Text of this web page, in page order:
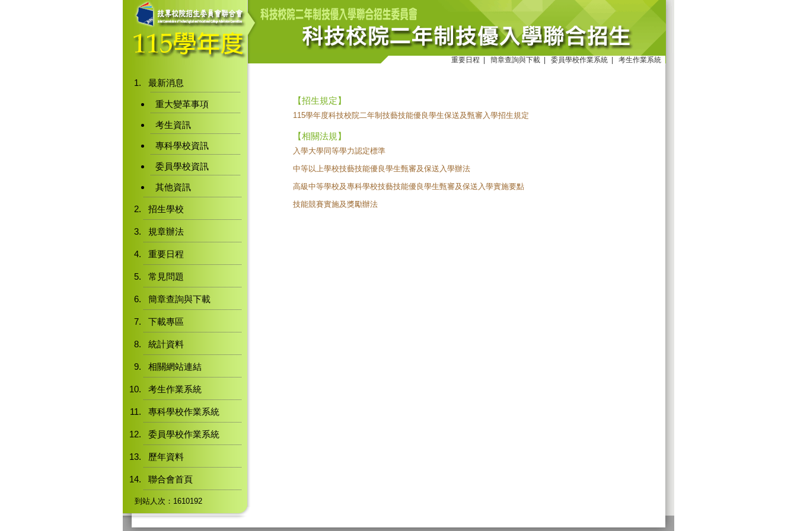
重要日程 簡章查詢與下載 委員學校作業系統 考生作業系統
最新消息
重大變革事項
考生資訊
專科學校資訊
委員學校資訊
其他資訊
招生學校
規章辦法
重要日程
常見問題
簡章查詢與下載
下載專區
統計資料
相關網站連結
考生作業系統
專科學校作業系統
委員學校作業系統
歷年資料
聯合會首頁
到站人次：1610192
【招生規定】
115學年度科技校院二年制技藝技能優良學生保送及甄審入學招生規定
【相關法規】
入學大學同等學力認定標準
中等以上學校技藝技能優良學生甄審及保送入學辦法
高級中等學校及專科學校技藝技能優良學生甄審及保送入學實施要點
技能競賽實施及獎勵辦法